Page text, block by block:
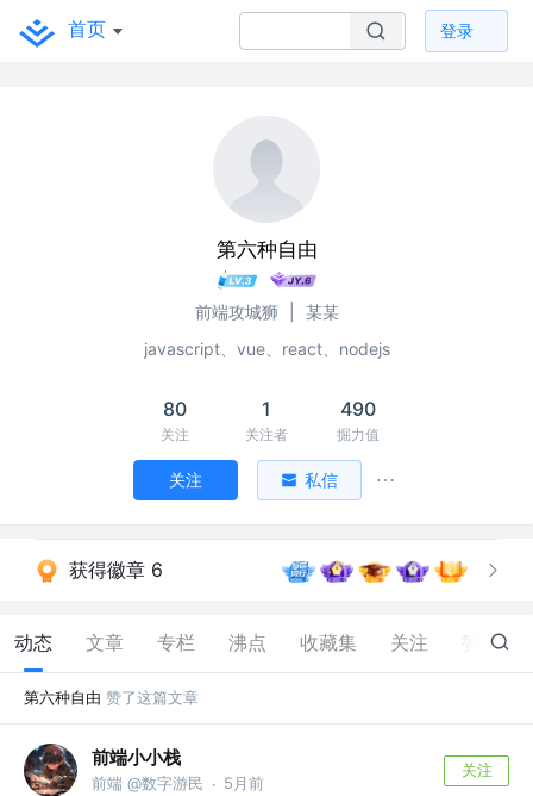
首页 登录
第六种自由
前端攻城狮
某某
javascript、vue、react、nodejs
80
关注
1
关注者
490
掘力值
关注 私信
获得徽章 6
动态 文章 专栏 沸点 收藏集 关注 104
第六种自由 赞了这篇文章
前端小小栈
前端 @数字游民 · 5月前
关注